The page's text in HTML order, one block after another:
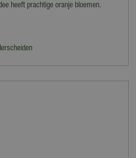
heeft prachtige oranje bloemen.